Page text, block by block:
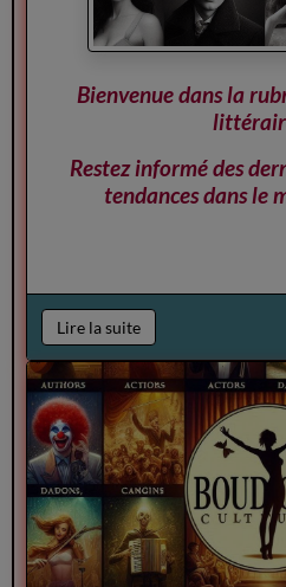
Bienvenue dans la
Restez informé des
tendances dans le
Lire la suite